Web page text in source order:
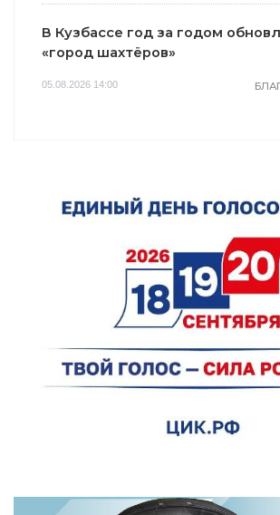
В Кузбассе год за годом
«город шахтёров»
05.08.2026 14:00